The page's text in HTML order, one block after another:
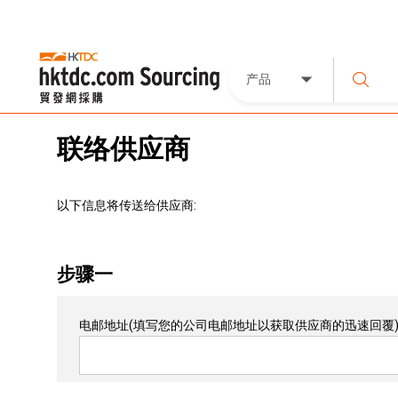
产品
联络供应商
以下信息将传送给供应商:
步骤一
电邮地址(填写您的公司电邮地址以获取供应商的迅速回覆)